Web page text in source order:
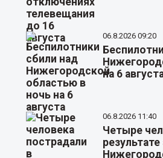
06.8.2026 09:20
на 6
06.8.2026 11:40
Четыре